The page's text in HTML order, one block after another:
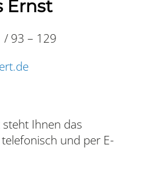
Ernst
/ 93 – 129
Ihnen das
und per E-